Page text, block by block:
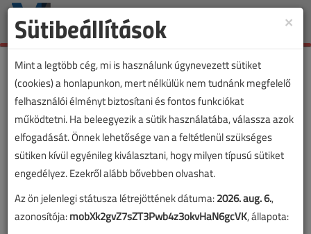
Toggle
VL cikkvásárlás
Generátormegszakító-szekrény tervezése
című cikk vásárlása
A vásárlással korlátlan hozzáférést kap a cikkhez, ami a
sikeres online elektronikus fizetést követően azonnal
×
Sütibeállítások
Mint a legtöbb cég, mi is használunk úgynevezett sütiket
(cookies) a honlapunkon, mert nélkülük nem tudnánk megfelelő
felhasználói élményt biztosítani és fontos funkciókat
működtetni. Ha beleegyezik a sütik használatába, válassza azok
elfogadását. Önnek lehetősége van a feltétlenül szükséges
sütiken kívül egyénileg kiválasztani, hogy milyen típusú sütiket
engedélyez. Ezekről alább bővebben olvashat.
Az ön jelenlegi státusza létrejöttének dátuma:2026. aug. 6.,
azonosítója:mobXk2gvZ7sZT3Pwb4z3okvHaN6gcVK, állapota: